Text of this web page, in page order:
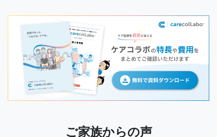
ご家族からの声